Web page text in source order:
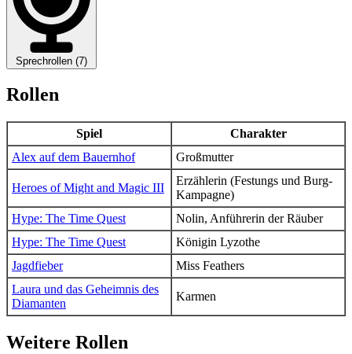
Sprechrollen (7)
Rollen
Spiel
Charakter
Alex auf dem Bauernhof
Großmutter
Heroes of Might and Magic III
Erzählerin (Festungs und Burg-
Kampagne)
Hype: The Time Quest
Nolin, Anführerin der Räuber
Hype: The Time Quest
Königin Lyzothe
Jagdfieber
Miss Feathers
Laura und das Geheimnis des
Diamanten
Karmen
Weitere Rollen